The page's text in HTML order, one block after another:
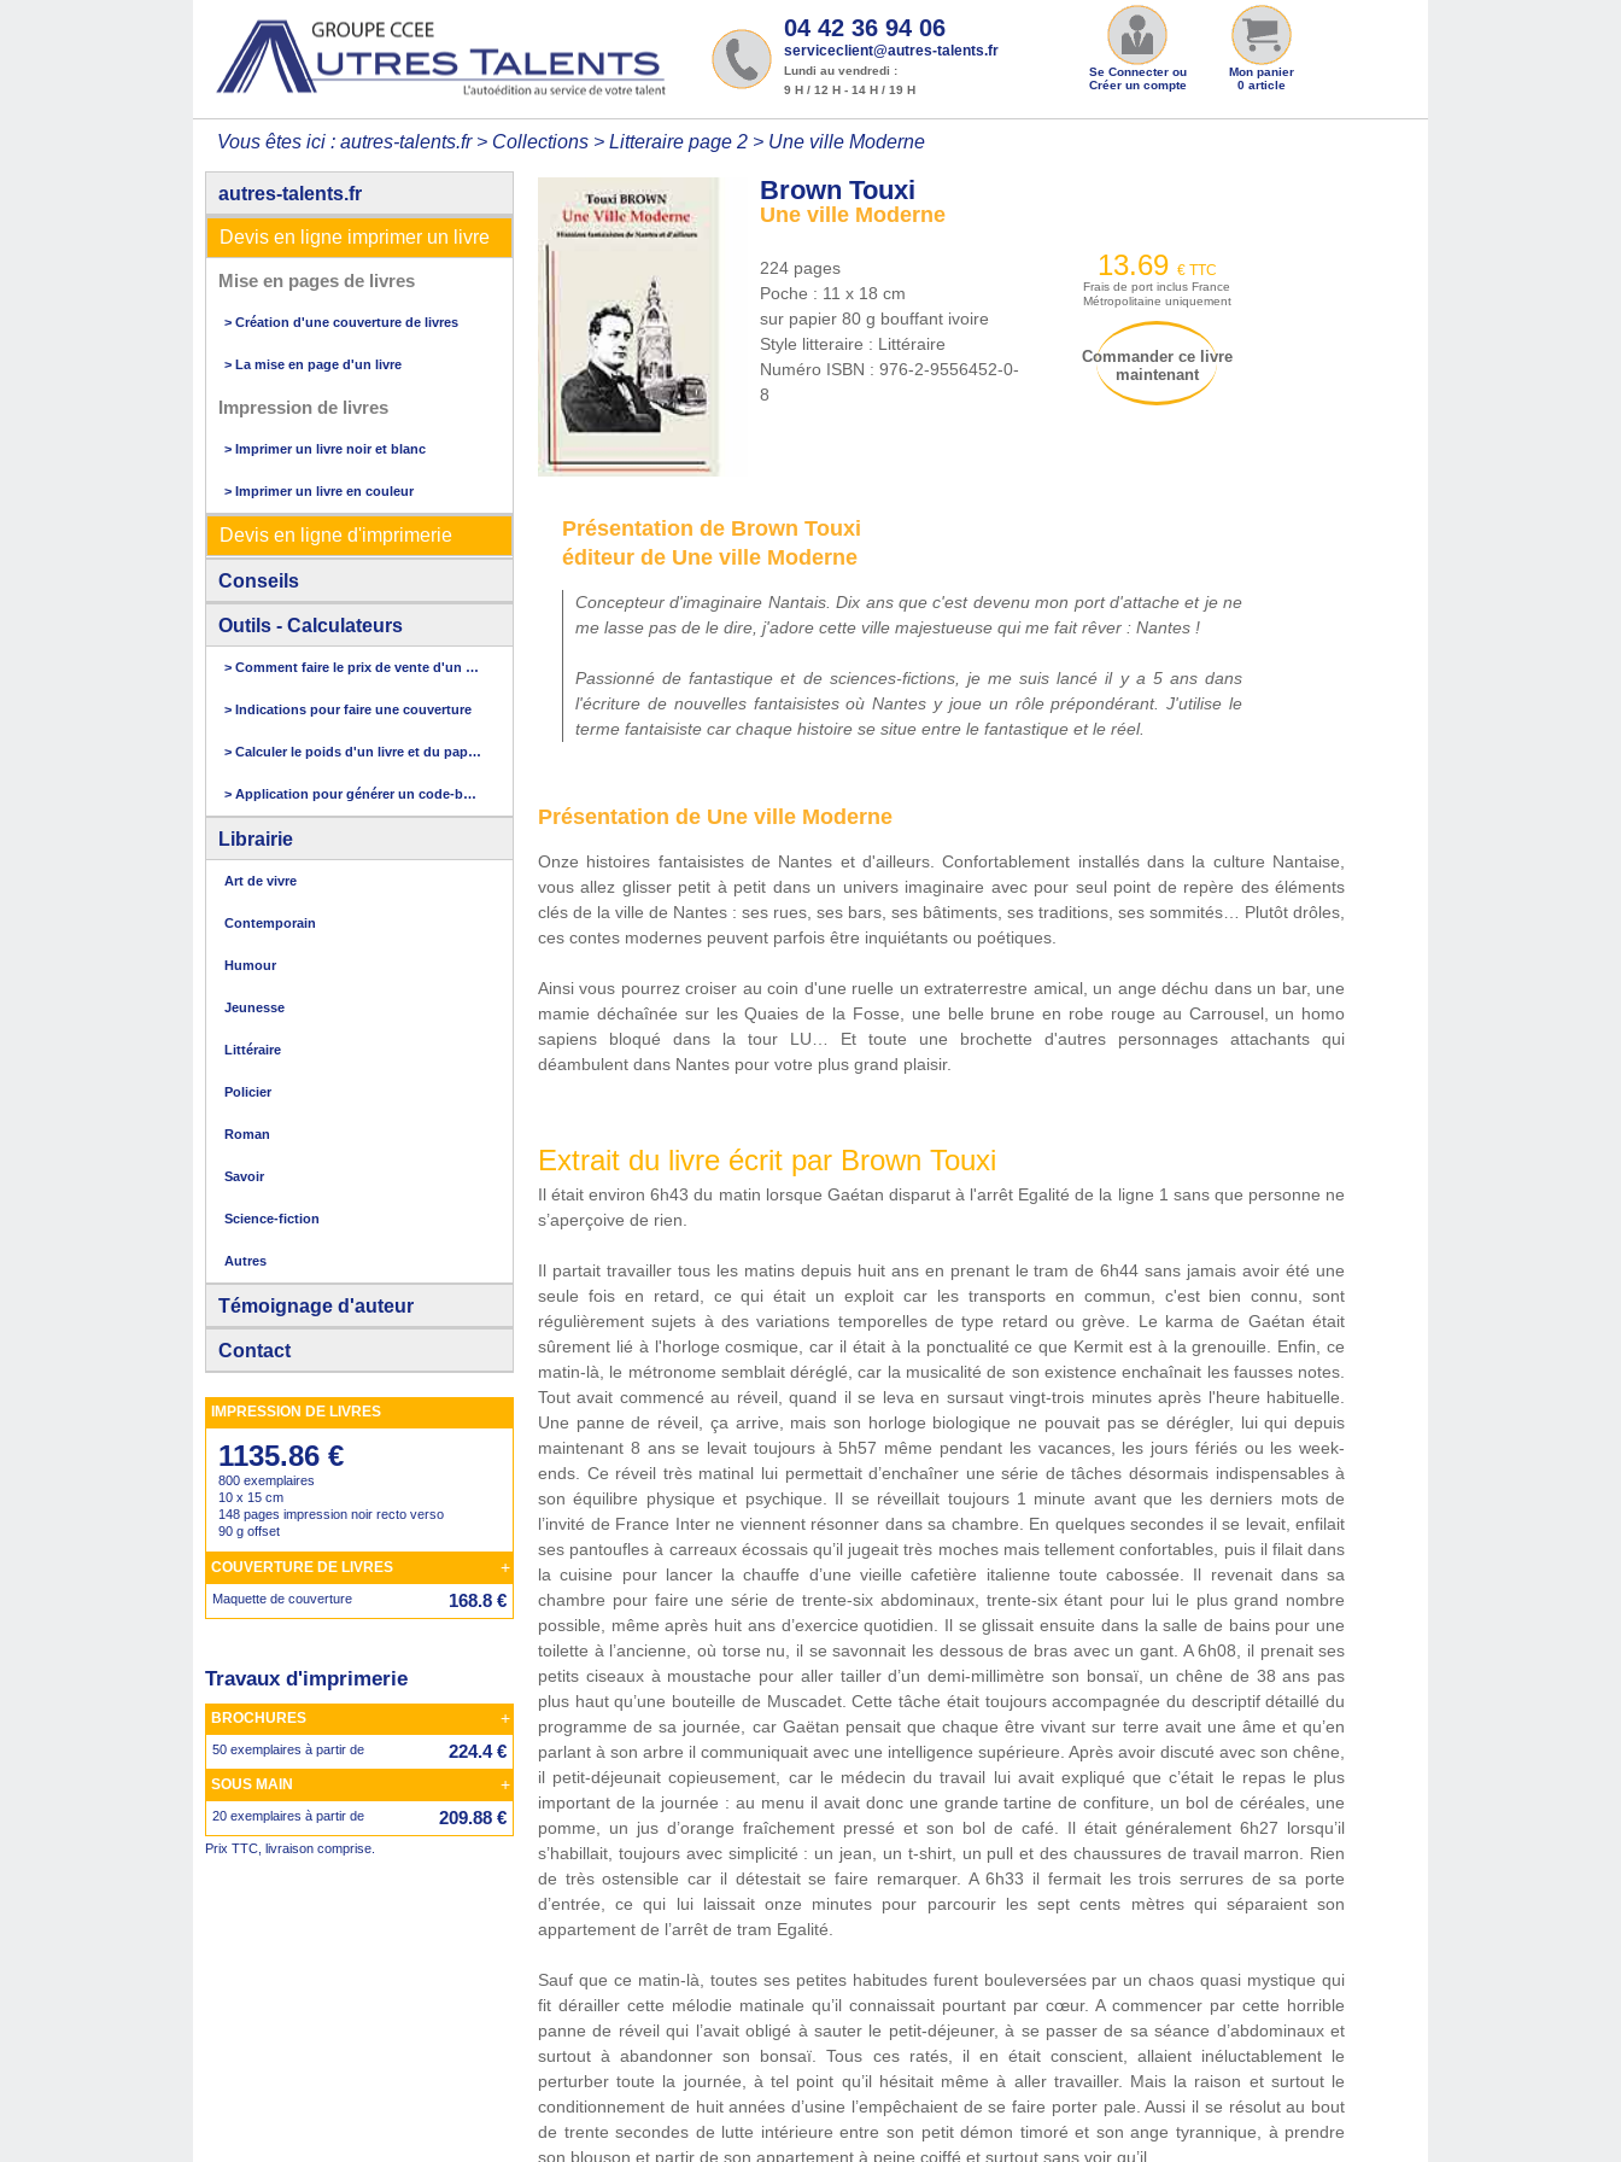
04 42 36 94 06
serviceclient@autres-talents.fr
Lundi au vendredi :
9 H / 12 H - 14 H / 19 H
Se Connecter ou
Créer un compte
Mon panier
0 article
Vous êtes ici : autres-talents.fr> Collections > Litteraire page 2 > Une ville Moderne
autres-talents.fr
Devis en ligne imprimer un livre
Mise en pages de livres
> Création d'une couverture de livres
> La mise en page d'un livre
Impression de livres
> Imprimer un livre noir et blanc
> Imprimer un livre en couleur
Devis en ligne d'imprimerie
Conseils
Outils - Calculateurs
> Comment faire le prix de vente d'un livre
> Indications pour faire une couverture
> Calculer le poids d'un livre et du papier
> Application pour générer un code-barres
Librairie
Art de vivre
Contemporain
Humour
Jeunesse
Littéraire
Policier
Roman
Savoir
Science-fiction
Autres
Témoignage d'auteur
Contact
IMPRESSION DE LIVRES
1135.86 €
800 exemplaires
10 x 15 cm
148 pages impression noir recto verso
90 g offset
COUVERTURE DE LIVRES +
Maquette de couverture 168.8 €
Travaux d'imprimerie
BROCHURES +
50 exemplaires à partir de 224.4 €
SOUS MAIN +
20 exemplaires à partir de 209.88 €
Prix TTC, livraison comprise.
Brown Touxi
Une ville Moderne
224 pages
Poche : 11 x 18 cm
sur papier 80 g bouffant ivoire
Style litteraire : Littéraire
Numéro ISBN :976-2-9556452-0-
8
13.69 € TTC
Frais de port inclus France
Métropolitaine uniquement
Commander ce livre
maintenant
Présentation de Brown Touxi
éditeur de Une ville Moderne
Concepteur d'imaginaire Nantais. Dix ans que c'est devenu mon port d'attache et je ne
me lasse pas de le dire, j'adore cette ville majestueuse qui me fait rêver : Nantes !
Passionné de fantastique et de sciences-fictions, je me suis lancé il y a 5 ans dans
l'écriture de nouvelles fantaisistes où Nantes y joue un rôle prépondérant. J'utilise le
terme fantaisiste car chaque histoire se situe entre le fantastique et le réel.
Présentation de Une ville Moderne
Onze histoires fantaisistes de Nantes et d'ailleurs. Confortablement installés dans la culture Nantaise,
vous allez glisser petit à petit dans un univers imaginaire avec pour seul point de repère des éléments
clés de la ville de Nantes : ses rues, ses bars, ses bâtiments, ses traditions, ses sommités… Plutôt drôles,
ces contes modernes peuvent parfois être inquiétants ou poétiques.
Ainsi vous pourrez croiser au coin d'une ruelle un extraterrestre amical, un ange déchu dans un bar, une
mamie déchaînée sur les Quaies de la Fosse, une belle brune en robe rouge au Carrousel, un homo
sapiens bloqué dans la tour LU… Et toute une brochette d'autres personnages attachants qui
déambulent dans Nantes pour votre plus grand plaisir.
Extrait du livre écrit par Brown Touxi
Il était environ 6h43 du matin lorsque Gaétan disparut à l'arrêt Egalité de la ligne 1 sans que personne ne
s’aperçoive de rien.
Il partait travailler tous les matins depuis huit ans en prenant le tram de 6h44 sans jamais avoir été une
seule fois en retard, ce qui était un exploit car les transports en commun, c'est bien connu, sont
régulièrement sujets à des variations temporelles de type retard ou grève. Le karma de Gaétan était
sûrement lié à l'horloge cosmique, car il était à la ponctualité ce que Kermit est à la grenouille. Enfin, ce
matin-là, le métronome semblait déréglé, car la musicalité de son existence enchaînait les fausses notes.
Tout avait commencé au réveil, quand il se leva en sursaut vingt-trois minutes après l'heure habituelle.
Une panne de réveil, ça arrive, mais son horloge biologique ne pouvait pas se dérégler, lui qui depuis
maintenant 8 ans se levait toujours à 5h57 même pendant les vacances, les jours fériés ou les week-
ends. Ce réveil très matinal lui permettait d’enchaîner une série de tâches désormais indispensables à
son équilibre physique et psychique. Il se réveillait toujours 1 minute avant que les derniers mots de
l’invité de France Inter ne viennent résonner dans sa chambre. En quelques secondes il se levait, enfilait
ses pantoufles à carreaux écossais qu’il jugeait très moches mais tellement confortables, puis il filait dans
la cuisine pour lancer la chauffe d’une vieille cafetière italienne toute cabossée. Il revenait dans sa
chambre pour faire une série de trente-six abdominaux, trente-six étant pour lui le plus grand nombre
possible, même après huit ans d’exercice quotidien. Il se glissait ensuite dans la salle de bains pour une
toilette à l’ancienne, où torse nu, il se savonnait les dessous de bras avec un gant. A 6h08, il prenait ses
petits ciseaux à moustache pour aller tailler d’un demi-millimètre son bonsaï, un chêne de 38 ans pas
plus haut qu’une bouteille de Muscadet. Cette tâche était toujours accompagnée du descriptif détaillé du
programme de sa journée, car Gaëtan pensait que chaque être vivant sur terre avait une âme et qu’en
parlant à son arbre il communiquait avec une intelligence supérieure. Après avoir discuté avec son chêne,
il petit-déjeunait copieusement, car le médecin du travail lui avait expliqué que c’était le repas le plus
important de la journée : au menu il avait donc une grande tartine de confiture, un bol de céréales, une
pomme, un jus d’orange fraîchement pressé et son bol de café. Il était généralement 6h27 lorsqu’il
s’habillait, toujours avec simplicité : un jean, un t-shirt, un pull et des chaussures de travail marron. Rien
de très ostensible car il détestait se faire remarquer. A 6h33 il fermait les trois serrures de sa porte
d’entrée, ce qui lui laissait onze minutes pour parcourir les sept cents mètres qui séparaient son
appartement de l’arrêt de tram Egalité.
Sauf que ce matin-là, toutes ses petites habitudes furent bouleversées par un chaos quasi mystique qui
fit dérailler cette mélodie matinale qu’il connaissait pourtant par cœur. A commencer par cette horrible
panne de réveil qui l’avait obligé à sauter le petit-déjeuner, à se passer de sa séance d’abdominaux et
surtout à abandonner son bonsaï. Tous ces ratés, il en était conscient, allaient inéluctablement le
perturber toute la journée, à tel point qu’il hésitait même à aller travailler. Mais la raison et surtout le
conditionnement de huit années d’usine l’empêchaient de se faire porter pale. Aussi il se résolut au bout
de trente secondes de lutte intérieure entre son petit démon timoré et son ange tyrannique, à prendre
son blouson et partir de son appartement à peine coiffé et surtout sans voir qu’il